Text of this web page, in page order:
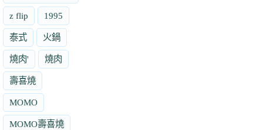
z flip 1995
泰式 火鍋
燒肉' 燒肉
壽喜燒
MOMO
MOMO壽喜燒